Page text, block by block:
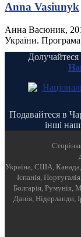
Anna Vasiunyk
Анна Васюник,
України.
Долучайтеся
Подавайтеся в
інші
Україна, США, Канада,
Іспанія,
Болгарія, Румунія,
Данія, Нідерланди,